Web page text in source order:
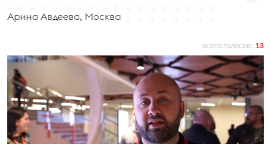
Арина Авдеева, Москва
всего голосов: 13